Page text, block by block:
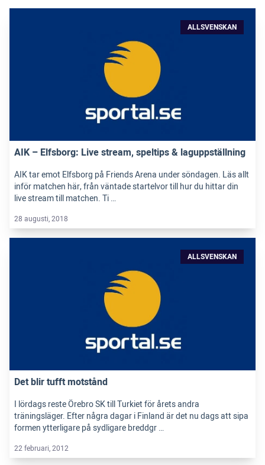
ALLSVENSKAN
AIK – Elfsborg: Live stream, speltips & laguppställning
AIK tar emot Elfsborg på Friends Arena under söndagen. Läs allt
inför matchen här, från väntade startelvor till hur du hittar din
live stream till matchen. Ti …
28 augusti, 2018
ALLSVENSKAN
Det blir tufft motstånd
I lördags reste Örebro SK till Turkiet för årets andra
träningsläger. Efter några dagar i Finland är det nu dags att sipa
formen ytterligare på sydligare breddgr …
22 februari, 2012